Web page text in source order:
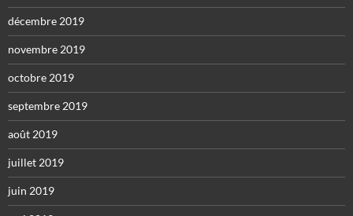
décembre 2019
novembre 2019
octobre 2019
septembre 2019
août 2019
juillet 2019
juin 2019